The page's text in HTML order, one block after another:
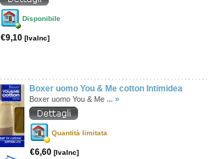
Disponibile
€9,10 [IvaInc]
Boxer uomo You & Me cotton Intimidea
Boxer uomo You & Me ... »
Quantità limitata
€6,60 [IvaInc]